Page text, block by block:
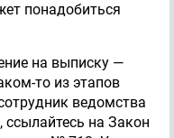
понадобиться
на выписку —
то из этапов
ведомства
ссылайтесь на Закон